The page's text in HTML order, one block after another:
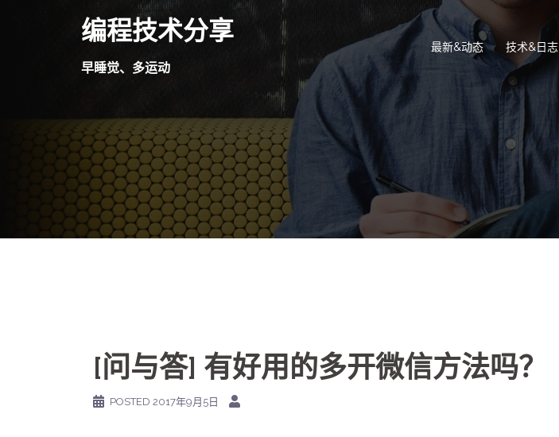
编程技术分享
早睡觉、多运动
最新&动态 技术&日志
[问与答] 有好用的多开微信方法吗？
POSTED 2017年9月5日